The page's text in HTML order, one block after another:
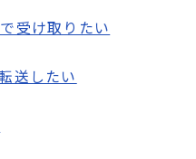
受け取りたい
送したい